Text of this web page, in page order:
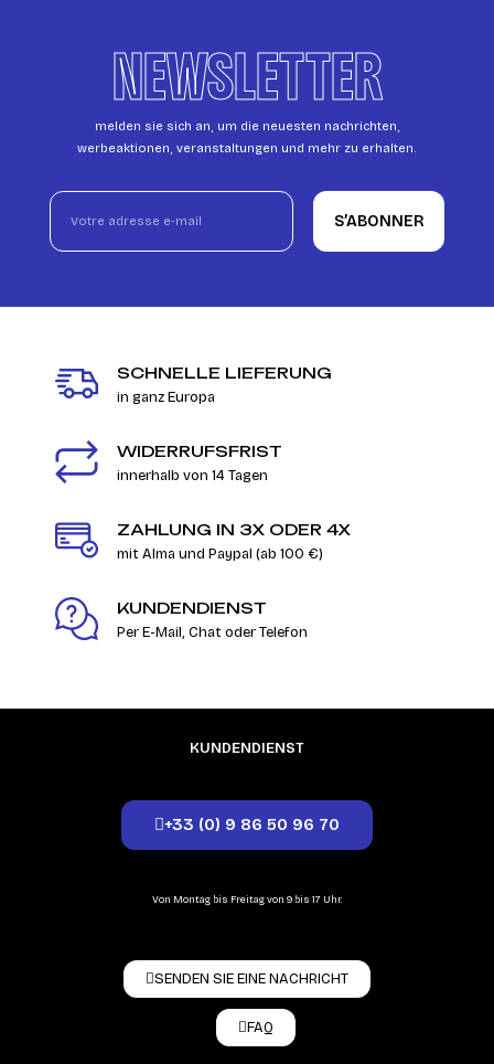
NEWSLETTER
melden sie sich an, um die neuesten nachrichten,
werbeaktionen, veranstaltungen und mehr zu erhalten.
S’ABONNER
SCHNELLE LIEFERUNG
in ganz Europa
WIDERRUFSFRIST
innerhalb von 14 Tagen
ZAHLUNG IN 3X ODER 4X
mit Alma und Paypal (ab 100 €)
KUNDENDIENST
Per E-Mail, Chat oder Telefon
KUNDENDIENST
+33 (0) 9 86 50 96 70
Von Montag bis Freitag von 9 bis 17 Uhr.
SENDEN SIE EINE NACHRICHT
FAQ